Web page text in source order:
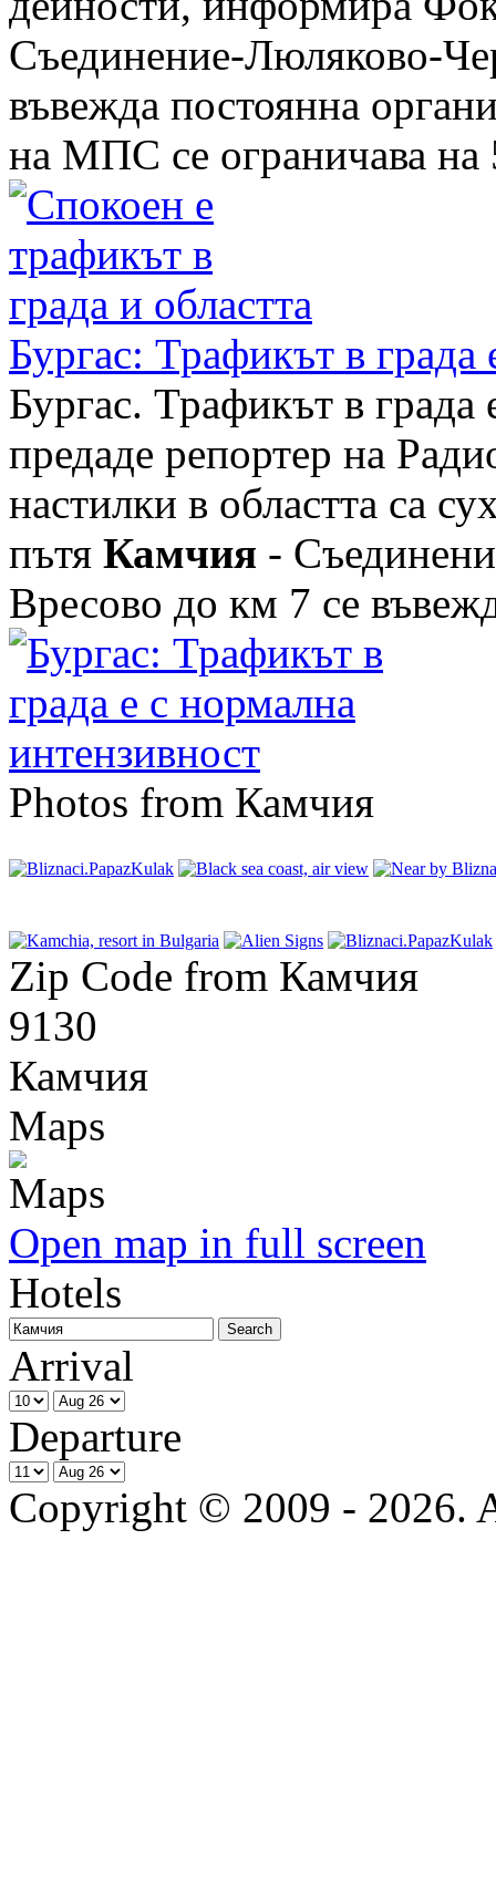
Съединение-Люляково-
въвежда постоянна
на МПС се ограничава на
Бургас: Трафикът в
Бургас. Трафикът в града
предаде репортер на
настилки в областта са
пътя Камчия -
Вресово до км 7 се
Photos from Камчия
Zip Code from Камчия
9130
Камчия
Maps
Open map in full screen
Hotels
Arrival
Departure
Copyright © 2009 - 2026.